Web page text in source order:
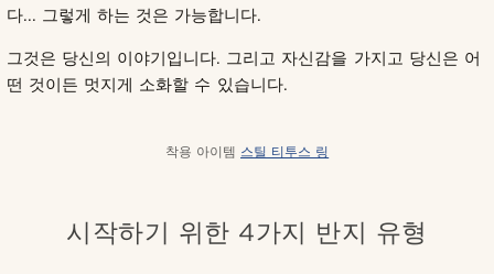
다... 그렇게 하는 것은 가능합니다.
그것은 당신의 이야기입니다. 그리고 자신감을 가지고 당신은 어
떤 것이든 멋지게 소화할 수 있습니다.
착용 아이템 스틸 티투스 링
시작하기 위한 4가지 반지 유형